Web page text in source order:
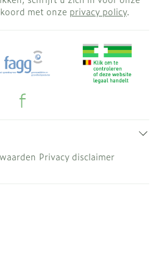
met onze privacy policy.
Privacy disclaimer